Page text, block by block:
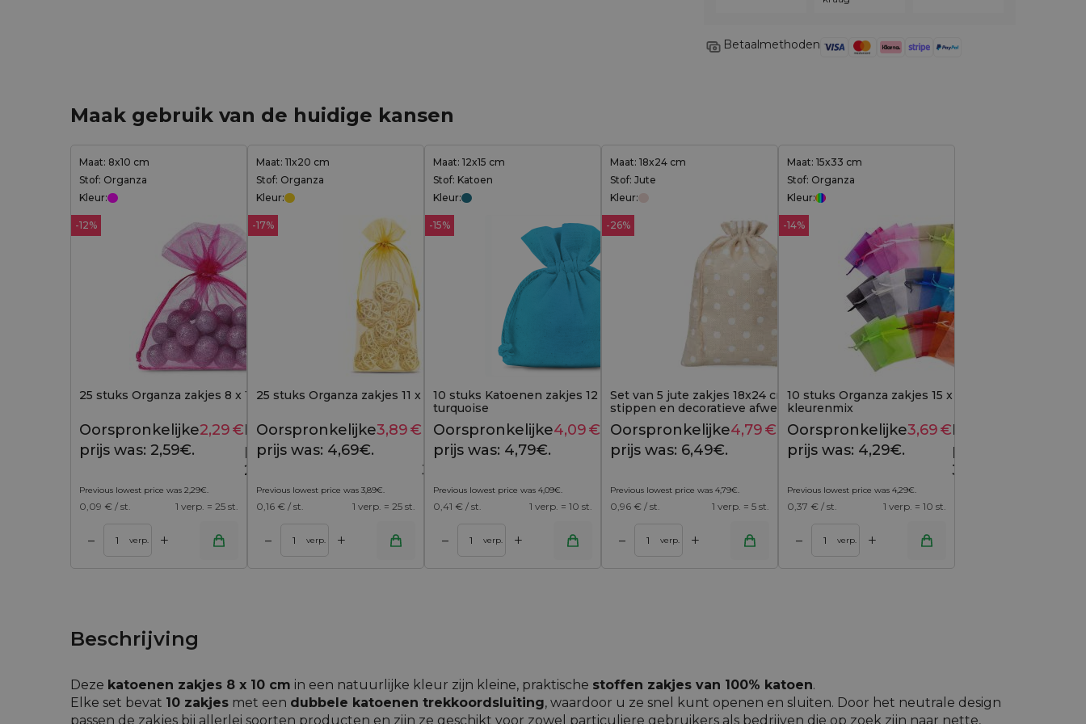
Betaalmethoden
Maak gebruik van de huidige kansen
Maat: 8x10 cm
Stof: Organza
Kleur:
-12%
25 stuks Organza zakjes 8 x 10 cm - fuchsia
2,59 €
Oorspronkelijke
prijs was: 2,59€.
2,29€Huidige
prijs is:
2,29€.
Previous lowest price was 2,29€.
0,09 € / st. 1 verp. = 25 st.
– verp. +
Maat: 11x20 cm
Stof: Organza
Kleur:
-17%
25 stuks Organza zakjes 11 x 20 cm - goud
4,69 €
Oorspronkelijke
prijs was: 4,69€.
3,89€ Huidige
prijs is:
3,89€.
Previous lowest price was 3,89€.
0,16 € / st. 1 verp. = 25 st.
– verp. +
Maat: 12x15 cm
Stof: Katoen
Kleur:
-15%
10 stuks Katoenen zakjes 12 x 15 cm -
turquoise
4,79 €
Oorspronkelijke
prijs was: 4,79€.
4,09€ Huidige
prijs is:
Previous lowest price was 4,09€.
0,41 € / st. 1 verp. = 10 st.
– verp. +
Toevoegen aan winkelwagen
Maat: 18x24 cm
Stof: Jute
Kleur:
-26%
Set van 5 jute zakjes 18x24 cm - met witte
stippen en decoratieve afwerking
6,49 €
Oorspronkelijke
prijs was: 6,49€.
4,79€ Huidige
prijs is:
Previous lowest price was 4,79€.
0,96 € / st. 1 verp. = 5 st.
– verp. +
Toevoegen aan winkelwagen
Maat: 15x33 cm
Stof: Organza
Kleur:
-14%
10 stuks Organza zakjes 15 x 33 cm -
kleurenmix
Oorspronkelijke
prijs was: 4,29€.
3,69€Huidige
prijs is:
3,69€.
Previous lowest price was 4,29€.
0,37 € / st. 1 verp. = 10 st.
– verp. +
Toevoegen aan winkelwagen
Beschrijving
Deze katoenen zakjes 8 x 10 cm in een natuurlijke kleur zijn kleine, praktische stoffen zakjes van 100% katoen.
Elke set bevat 10 zakjes met een dubbele katoenen trekkoordsluiting, waardoor u ze snel kunt openen en sluiten. Door het neutrale design
passen de zakjes bij allerlei soorten producten en zijn ze geschikt voor zowel particuliere gebruikers als bedrijven die op zoek zijn naar nette,